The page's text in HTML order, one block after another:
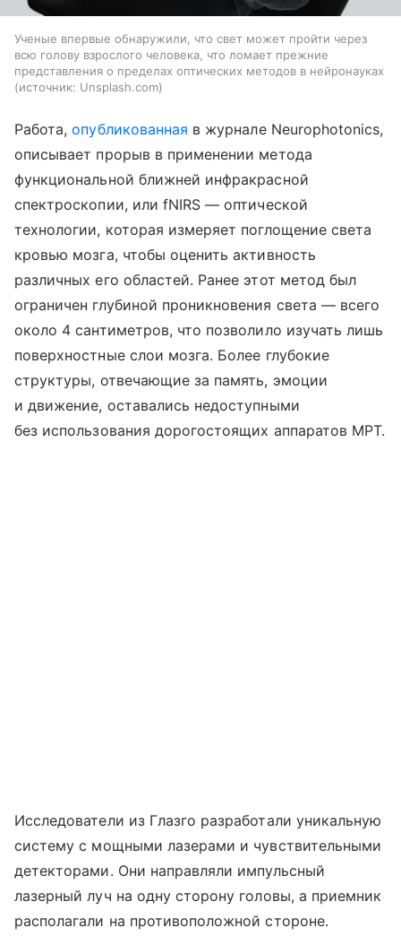
Ученые впервые обнаружили, что свет может пройти через
всю голову взрослого человека, что ломает прежние
представления о пределах оптических методов в нейронауках
источник: Unsplash.com
Работа,опубликованная в журнале Neurophotonics,
описывает прорыв в применении метода
функциональной ближней инфракрасной
спектроскопии, или fNIRS — оптической
технологии, которая измеряет поглощение света
кровью мозга, чтобы оценить активность
различных его областей. Ранее этот метод был
ограничен глубиной проникновения света — всего
около 4 сантиметров, что позволило изучать лишь
поверхностные слои мозга. Более глубокие
структуры, отвечающие за память, эмоции
и движение, оставались недоступными
без использования дорогостоящих аппаратов МРТ.
Исследователи из Глазго разработали уникальную
систему с мощными лазерами и чувствительными
детекторами. Они направляли импульсный
лазерный луч на одну сторону головы, а приемник
располагали на противоположной стороне.